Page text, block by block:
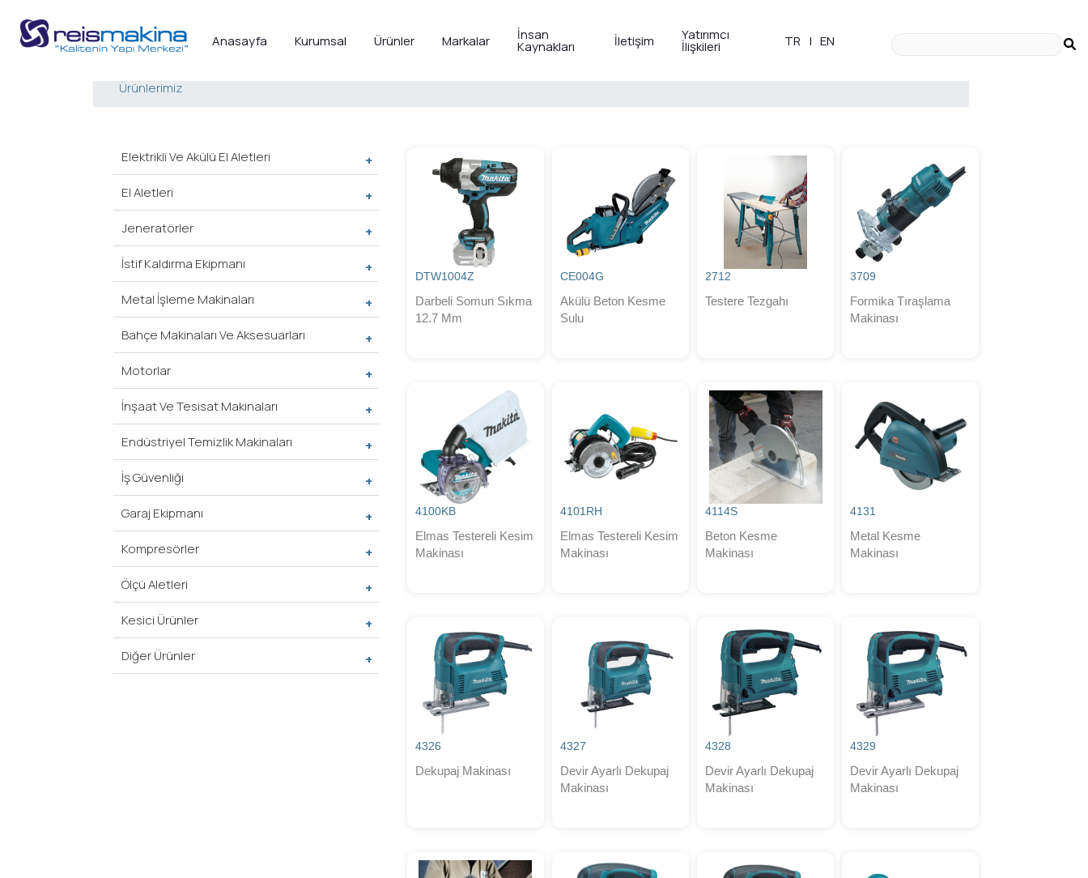
Anasayfa Kurumsal Ürünler Markalar İnsan
Kaynakları İletişim Yatırımcı
İlişkileri TR | EN
Ürünlerimiz
Elektrikli Ve Akülü El Aletleri
El Aletleri
Jeneratörler
İstif Kaldırma Ekipmanı
Metal İşleme Makinaları
Bahçe Makinaları Ve Aksesuarları
Motorlar
İnşaat Ve Tesisat Makinaları
Endüstriyel Temizlik Makinaları
İş Güvenliği
Garaj Ekipmanı
Kompresörler
Ölçü Aletleri
Kesici Ürünler
Diğer Ürünler
DTW1004Z
Darbeli Somun Sıkma
12.7 Mm
CE004G
Akülü Beton Kesme
Sulu
2712
Testere Tezgahı
3709
Formika Tıraşlama
Makinası
4100KB
Elmas Testereli Kesim
Makinası
4101RH
Elmas Testereli Kesim
Makinası
4114S
Beton Kesme
Makinası
4131
Metal Kesme
Makinası
4326
Dekupaj Makinası
4327
Devir Ayarlı Dekupaj
Makinası
4328
Devir Ayarlı Dekupaj
Makinası
4329
Devir Ayarlı Dekupaj
Makinası